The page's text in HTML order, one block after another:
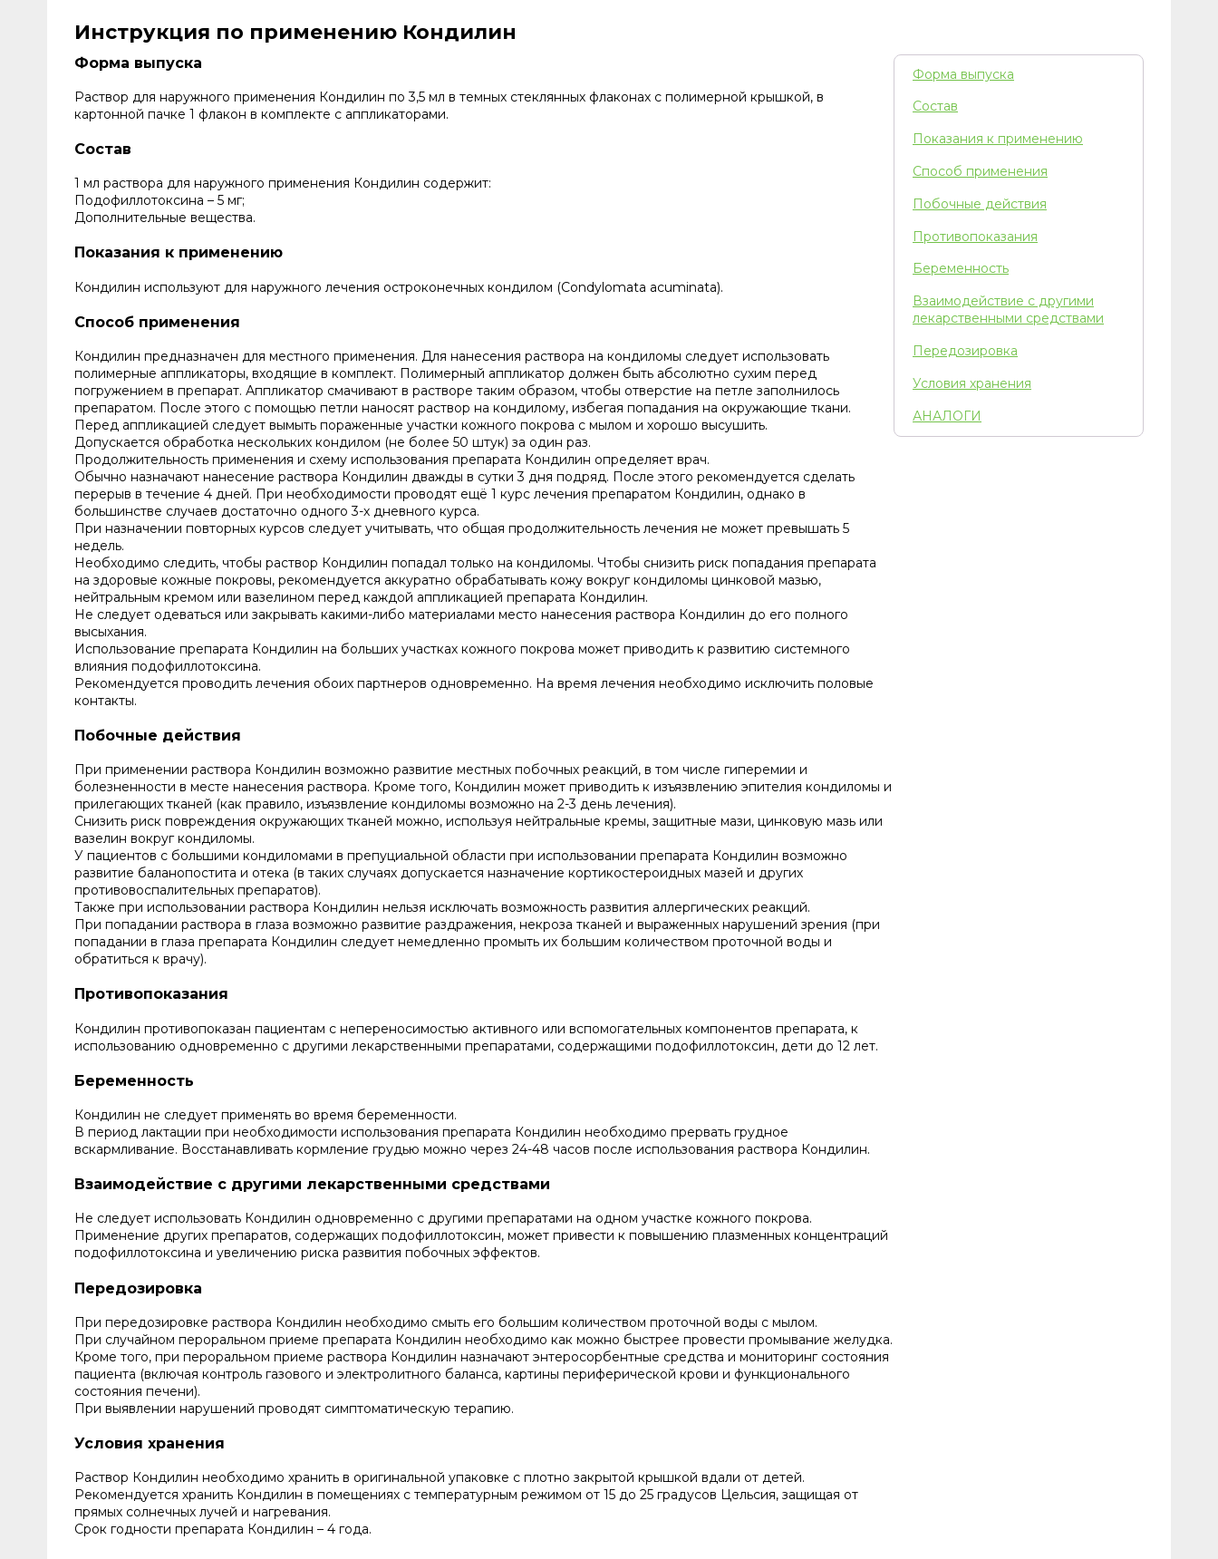
Инструкция по применению Кондилин
Форма выпуска
Раствор для наружного применения Кондилин по 3,5 мл в темных стеклянных флаконах с полимерной крышкой, в
картонной пачке 1 флакон в комплекте с аппликаторами.
Состав
1 мл раствора для наружного применения Кондилин содержит:
Подофиллотоксина – 5 мг;
Дополнительные вещества.
Показания к применению
Кондилин используют для наружного лечения остроконечных кондилом (Condylomata acuminata).
Способ применения
Кондилин предназначен для местного применения. Для нанесения раствора на кондиломы следует использовать
полимерные аппликаторы, входящие в комплект. Полимерный аппликатор должен быть абсолютно сухим перед
погружением в препарат. Аппликатор смачивают в растворе таким образом, чтобы отверстие на петле заполнилось
препаратом. После этого с помощью петли наносят раствор на кондилому, избегая попадания на окружающие ткани.
Перед аппликацией следует вымыть пораженные участки кожного покрова с мылом и хорошо высушить.
Допускается обработка нескольких кондилом (не более 50 штук) за один раз.
Продолжительность применения и схему использования препарата Кондилин определяет врач.
Обычно назначают нанесение раствора Кондилин дважды в сутки 3 дня подряд. После этого рекомендуется сделать
перерыв в течение 4 дней. При необходимости проводят ещё 1 курс лечения препаратом Кондилин, однако в
большинстве случаев достаточно одного 3-х дневного курса.
При назначении повторных курсов следует учитывать, что общая продолжительность лечения не может превышать 5
недель.
Необходимо следить, чтобы раствор Кондилин попадал только на кондиломы. Чтобы снизить риск попадания препарата
на здоровые кожные покровы, рекомендуется аккуратно обрабатывать кожу вокруг кондиломы цинковой мазью,
нейтральным кремом или вазелином перед каждой аппликацией препарата Кондилин.
Не следует одеваться или закрывать какими-либо материалами место нанесения раствора Кондилин до его полного
высыхания.
Использование препарата Кондилин на больших участках кожного покрова может приводить к развитию системного
влияния подофиллотоксина.
Рекомендуется проводить лечения обоих партнеров одновременно. На время лечения необходимо исключить половые
контакты.
Побочные действия
При применении раствора Кондилин возможно развитие местных побочных реакций, в том числе гиперемии и
болезненности в месте нанесения раствора. Кроме того, Кондилин может приводить к изъязвлению эпителия кондиломы и
прилегающих тканей (как правило, изъязвление кондиломы возможно на 2-3 день лечения).
Снизить риск повреждения окружающих тканей можно, используя нейтральные кремы, защитные мази, цинковую мазь или
вазелин вокруг кондиломы.
У пациентов с большими кондиломами в препуциальной области при использовании препарата Кондилин возможно
развитие баланопостита и отека (в таких случаях допускается назначение кортикостероидных мазей и других
противовоспалительных препаратов).
Также при использовании раствора Кондилин нельзя исключать возможность развития аллергических реакций.
При попадании раствора в глаза возможно развитие раздражения, некроза тканей и выраженных нарушений зрения (при
попадании в глаза препарата Кондилин следует немедленно промыть их большим количеством проточной воды и
обратиться к врачу).
Противопоказания
Кондилин противопоказан пациентам с непереносимостью активного или вспомогательных компонентов препарата, к
использованию одновременно с другими лекарственными препаратами, содержащими подофиллотоксин, дети до 12 лет.
Беременность
Кондилин не следует применять во время беременности.
В период лактации при необходимости использования препарата Кондилин необходимо прервать грудное
вскармливание. Восстанавливать кормление грудью можно через 24-48 часов после использования раствора Кондилин.
Взаимодействие с другими лекарственными средствами
Не следует использовать Кондилин одновременно с другими препаратами на одном участке кожного покрова.
Применение других препаратов, содержащих подофиллотоксин, может привести к повышению плазменных концентраций
подофиллотоксина и увеличению риска развития побочных эффектов.
Передозировка
При передозировке раствора Кондилин необходимо смыть его большим количеством проточной воды с мылом.
При случайном пероральном приеме препарата Кондилин необходимо как можно быстрее провести промывание желудка.
Кроме того, при пероральном приеме раствора Кондилин назначают энтеросорбентные средства и мониторинг состояния
пациента (включая контроль газового и электролитного баланса, картины периферической крови и функционального
состояния печени).
При выявлении нарушений проводят симптоматическую терапию.
Условия хранения
Раствор Кондилин необходимо хранить в оригинальной упаковке с плотно закрытой крышкой вдали от детей.
Рекомендуется хранить Кондилин в помещениях с температурным режимом от 15 до 25 градусов Цельсия, защищая от
прямых солнечных лучей и нагревания.
Срок годности препарата Кондилин – 4 года.
Форма выпуска
Состав
Показания к применению
Способ применения
Побочные действия
Противопоказания
Беременность
Взаимодействие с другими
лекарственными средствами
Передозировка
Условия хранения
АНАЛОГИ